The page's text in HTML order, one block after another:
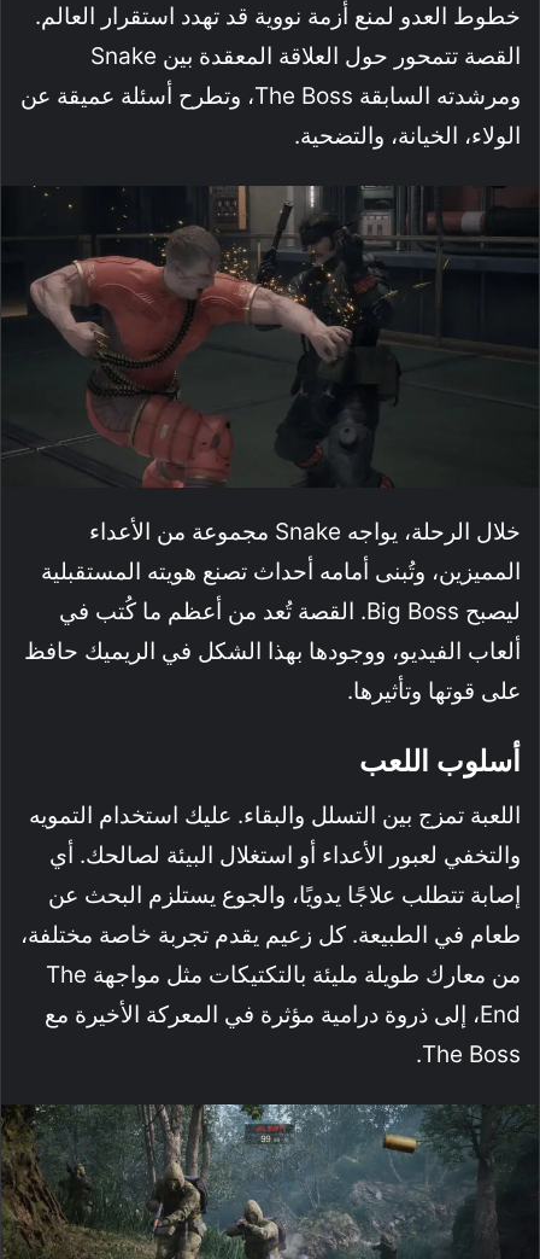
خطوط العدو لمنع أزمة نووية قد تهدد استقرار العالم.
القصة تتمحور حول العلاقة المعقدة بين Snake
ومرشدته السابقة The Boss، وتطرح أسئلة عميقة عن
الولاء، الخيانة، والتضحية.
خلال الرحلة، يواجه Snake مجموعة من الأعداء
المميزين، وتُبنى أمامه أحداث تصنع هويته المستقبلية
ليصبح Big Boss. القصة تُعد من أعظم ما كُتب في
ألعاب الفيديو، ووجودها بهذا الشكل في الريميك حافظ
على قوتها وتأثيرها.
أسلوب اللعب
اللعبة تمزج بين التسلل والبقاء. عليك استخدام التمويه
والتخفي لعبور الأعداء أو استغلال البيئة لصالحك. أي
إصابة تتطلب علاجًا يدويًا، والجوع يستلزم البحث عن
طعام في الطبيعة. كل زعيم يقدم تجربة خاصة مختلفة،
من معارك طويلة مليئة بالتكتيكات مثل مواجهة The
End، إلى ذروة درامية مؤثرة في المعركة الأخيرة مع
The Boss.